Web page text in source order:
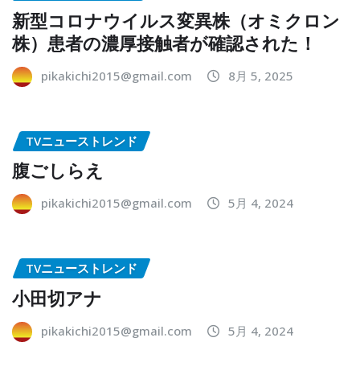
新型コロナウイルス変異株（オミクロン
株）患者の濃厚接触者が確認された！
pikakichi2015@gmail.com 8月 5, 2025
TVニューストレンド
腹ごしらえ
pikakichi2015@gmail.com 5月 4, 2024
TVニューストレンド
小田切アナ
pikakichi2015@gmail.com 5月 4, 2024